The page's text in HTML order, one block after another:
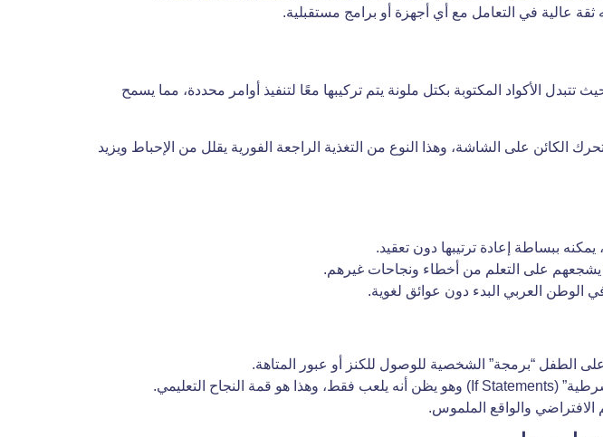
ثقة عالية في التعامل مع أي أجهزة أو برامج مستقبلية.
تتبدل الأكواد المكتوبة بكتل ملونة يتم تركيبها معًا لتنفيذ أوامر محددة، مما يسمح
الكائن على الشاشة، وهذا النوع من التغذية الراجعة الفورية يقلل من الإحباط ويزيد
ببساطة إعادة ترتيبها دون تعقيد.
على التعلم من أخطاء ونجاحات غيرهم.
الوطن العربي البدء دون عوائق لغوية.
الطفل “برمجة” الشخصية للوصول للكنز أو عبور المتاهة.
الافتراضي والواقع الملموس.